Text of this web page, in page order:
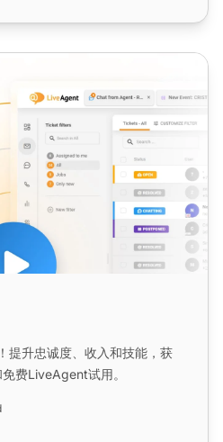
提升忠诚度、收入和技能，获
费LiveAgent试用。